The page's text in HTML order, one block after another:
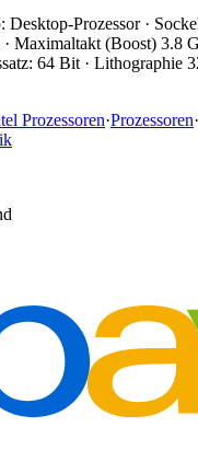
Desktop-Prozessor ·
Maximaltakt (Boost) 3.8
64 Bit · Lithographie
Prozessoren·Prozessoren·